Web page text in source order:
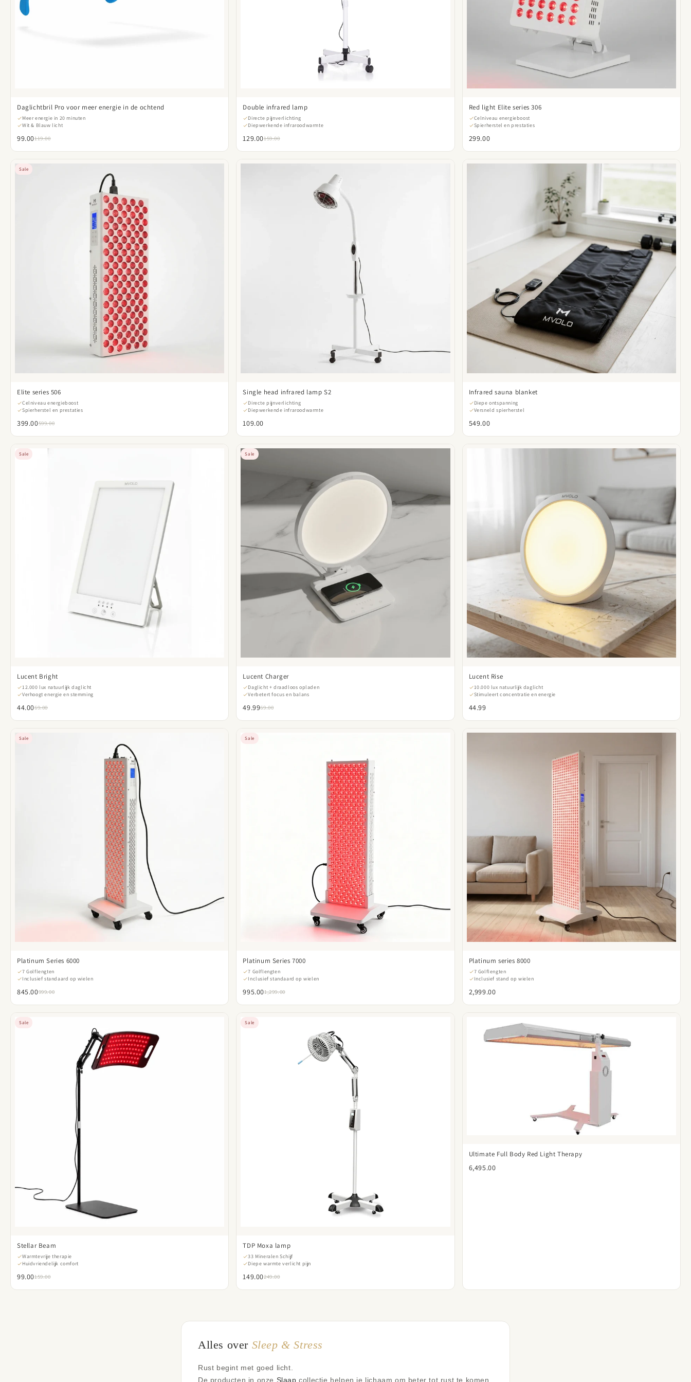
Daglichtbril Pro voor meer energie in de ochtend
Meer energie in 20 minuten
Wit & Blauw licht
99.00119.00
Double infrared lamp
Directe pijnverlichting
Diepwerkende infraroodwarmte
129.00159.00
Red light Elite series 306
Celniveau energieboost
Spierherstel en prestaties
299.00
Sale
Elite series 506
Celniveau energieboost
Spierherstel en prestaties
399.00599.00
Single head infrared lamp S2
Directe pijnverlichting
Diepwerkende infraroodwarmte
109.00
Infrared sauna blanket
Diepe ontspanning
Versneld spierherstel
549.00
Sale
Lucent Bright
12.000 lux natuurlijk daglicht
Verhoogt energie en stemming
44.0069.00
Sale
Lucent Charger
Daglicht + draadloos opladen
Verbetert focus en balans
49.9969.00
Lucent Rise
10.000 lux natuurlijk daglicht
Stimuleert concentratie en energie
44.99
Sale
Platinum Series 6000
7 Golflengten
Inclusief standaard op wielen
845.00999.00
Sale
Platinum Series 7000
7 Golflengten
Inclusief standaard op wielen
995.001,299.00
Platinum series 8000
7 Golflengten
Inclusief stand op wielen
2,999.00
Sale
Stellar Beam
Warmtevrije therapie
Huidvriendelijk comfort
99.00159.00
Sale
TDP Moxa lamp
33 Mineralen Schijf
Diepe warmte verlicht pijn
149.00249.00
Ultimate Full Body Red Light Therapy
6,495.00
Alles over Sleep & Stress
Rust begint met goed licht.
De producten in onze Slaap collectie helpen je lichaam om beter tot rust te komen